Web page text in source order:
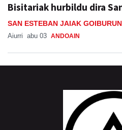
Bisitariak hurbildu dira
SAN ESTEBAN JAIAK
Aiurri abu 03 ANDOAIN